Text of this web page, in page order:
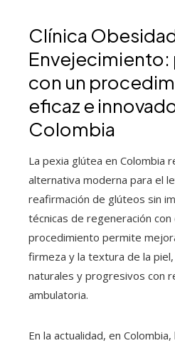
Clínica
Envejecimiento:
con un
eficaz e
Colombia
La pexia glútea en Colombia
alternativa moderna para el
reafirmación de glúteos sin
técnicas de regeneración
procedimiento permite
firmeza y la textura de la
naturales y progresivos con
ambulatoria.
En la actualidad, en Colombia,